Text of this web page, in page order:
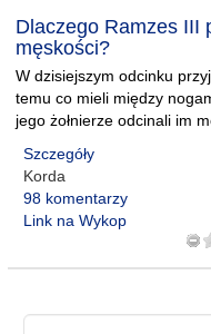
Dlaczego Ramzes III
męskości?
W dzisiejszym odcinku
temu co mieli między
jego żołnierze odcinali im
Szczegóły
Korda
98 komentarzy
Link na Wykop